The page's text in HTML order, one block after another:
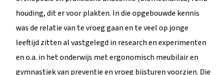
houding, dit er voor plakten. In die opgebouwde kennis
was de relatie van te vroeg gaan en te veel op jonge
leeftijd zitten al vastgelegd in research en experimenten
en o.a. in het onderwijs met ergonomisch meubilair en
gymnastiek van preventie en vroeg bijsturen voorzien. Die